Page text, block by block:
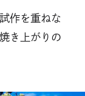
作を重ねな
き上がりの